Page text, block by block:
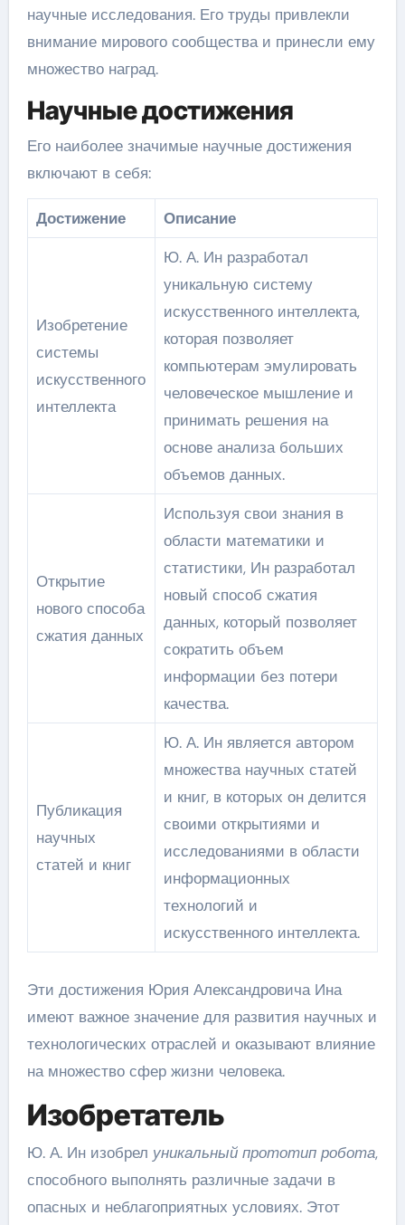
научные исследования. Его труды привлекли
внимание мирового сообщества и принесли ему
множество наград.
Научные достижения
Его наиболее значимые научные достижения
включают в себя:
Достижение Описание
Изобретение
системы
искусственного
интеллекта
Ю. А. Ин разработал
уникальную систему
искусственного интеллекта,
которая позволяет
компьютерам эмулировать
человеческое мышление и
принимать решения на
основе анализа больших
объемов данных.
Открытие
нового способа
сжатия данных
Используя свои знания в
области математики и
статистики, Ин разработал
новый способ сжатия
данных, который позволяет
сократить объем
информации без потери
качества.
Публикация
научных
статей и книг
Ю. А. Ин является автором
множества научных статей
и книг, в которых он делится
своими открытиями и
исследованиями в области
информационных
технологий и
искусственного интеллекта.
Эти достижения Юрия Александровича Ина
имеют важное значение для развития научных и
технологических отраслей и оказывают влияние
на множество сфер жизни человека.
Изобретатель
Ю. А. Ин изобрел уникальный прототип робота,
способного выполнять различные задачи в
опасных и неблагоприятных условиях. Этот